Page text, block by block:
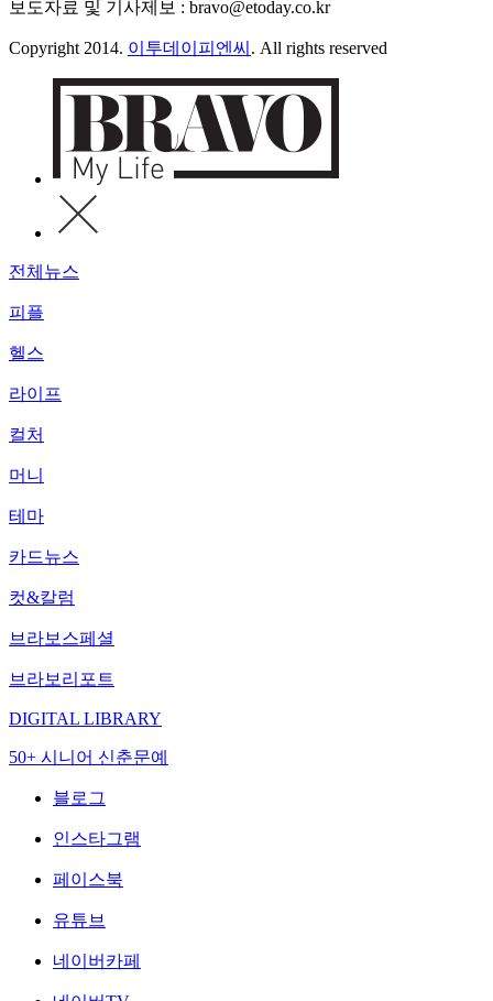
보도자료 및 기사제보 : bravo@etoday.co.kr
Copyright 2014. 이투데이피엔씨 . All rights reserved
전체뉴스
피플
헬스
라이프
컬처
머니
테마
카드뉴스
컷&칼럼
브라보스페셜
브라보리포트
DIGITAL LIBRARY
50+ 시니어 신춘문예
블로그
인스타그램
페이스북
유튜브
네이버카페